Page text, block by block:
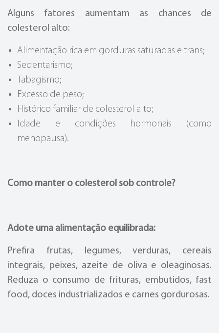
Alguns fatores aumentam as chances de
colesterol alto:
Alimentação rica em gorduras saturadas e trans;
Sedentarismo;
Tabagismo;
Excesso de peso;
Histórico familiar de colesterol alto;
Idade e condições hormonais (como
menopausa).
Como manter o colesterol sob controle?
Adote uma alimentação equilibrada:
Prefira frutas, legumes, verduras, cereais
integrais, peixes, azeite de oliva e oleaginosas.
Reduza o consumo de frituras, embutidos, fast
food, doces industrializados e carnes gordurosas.